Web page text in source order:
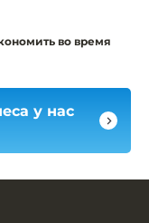
во время
у нас